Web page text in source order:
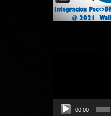
00:00